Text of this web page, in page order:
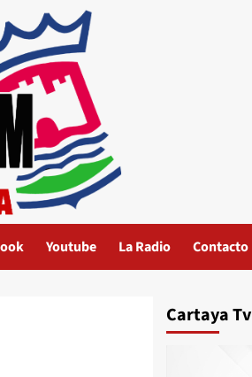
Youtube La Radio Contacto
Cartaya Tv